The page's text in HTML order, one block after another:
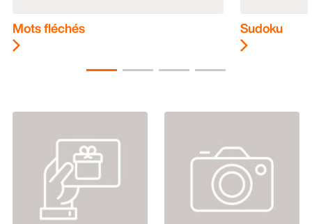
Mots fléchés Sudoku